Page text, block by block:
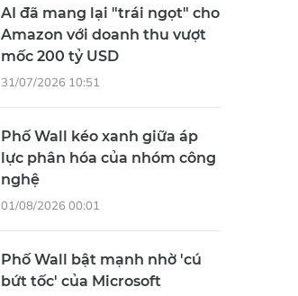
AI đã mang lại "trái ngọt" cho
Amazon với doanh thu vượt
mốc 200 tỷ USD
31/07/2026 10:51
Phố Wall kéo xanh giữa áp
lực phân hóa của nhóm công
nghệ
01/08/2026 00:01
Phố Wall bật mạnh nhờ 'cú
bứt tốc' của Microsoft